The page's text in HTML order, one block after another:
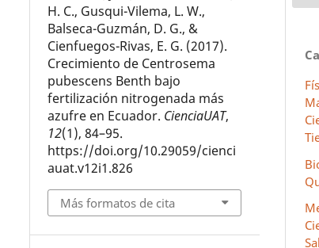
H. C., Gusqui-Vilema, L. W.,
Balseca-Guzmán, D. G., &
Cienfuegos-Rivas, E. G. (2017).
Crecimiento de Centrosema
pubescens Benth bajo
fertilización nitrogenada más
azufre en Ecuador. CienciaUAT,
12(1), 84–95.
https://doi.org/10.29059/cienci
auat.v12i1.826
Más formatos de cita